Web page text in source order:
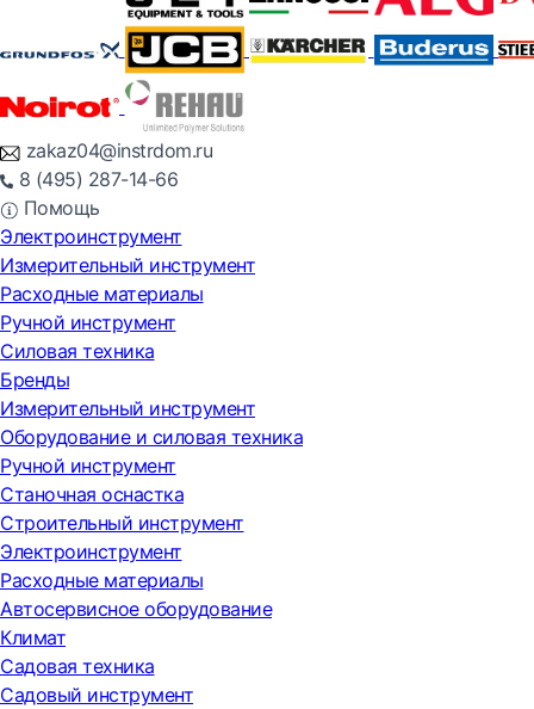
zakaz04@instrdom.ru
8 (495) 287-14-66
Помощь
Электроинструмент
Измерительный инструмент
Расходные материалы
Ручной инструмент
Силовая техника
Бренды
Измерительный инструмент
Оборудование и силовая техника
Ручной инструмент
Станочная оснастка
Строительный инструмент
Электроинструмент
Расходные материалы
Автосервисное оборудование
Климат
Садовая техника
Садовый инструмент